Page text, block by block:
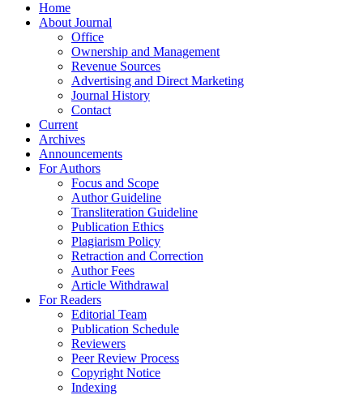
Home
About Journal
Office
Ownership and Management
Revenue Sources
Advertising and Direct Marketing
Journal History
Contact
Current
Archives
Announcements
For Authors
Focus and Scope
Author Guideline
Transliteration Guideline
Publication Ethics
Plagiarism Policy
Retraction and Correction
Author Fees
Article Withdrawal
For Readers
Editorial Team
Publication Schedule
Reviewers
Peer Review Process
Copyright Notice
Indexing